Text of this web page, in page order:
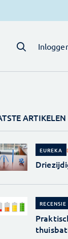
ARTIKELEN
EUREKA
RECENSIE